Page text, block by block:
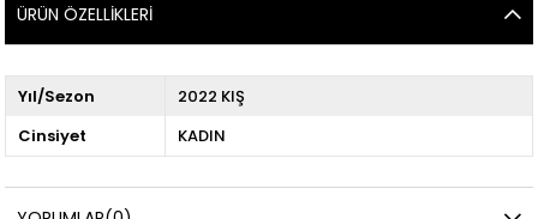
ÜRÜN ÖZELLIKLERI
Yıl/Sezon
2022 KIŞ
Cinsiyet
KADIN